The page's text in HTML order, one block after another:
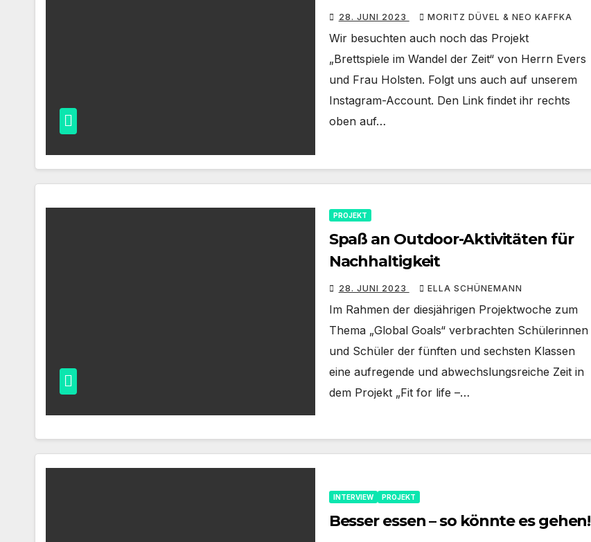
28. JUNI 2023 MORITZ DÜVEL & NEO KAFFKA
Wir besuchten auch noch das Projekt
„Brettspiele im Wandel der Zeit“ von Herrn Evers
und Frau Holsten. Folgt uns auch auf unserem
Instagram-Account. Den Link findet ihr rechts
oben auf…
PROJEKT
Spaß an Outdoor-Aktivitäten für
Nachhaltigkeit
28. JUNI 2023 ELLA SCHÜNEMANN
Im Rahmen der diesjährigen Projektwoche zum
Thema „Global Goals“ verbrachten Schülerinnen
und Schüler der fünften und sechsten Klassen
eine aufregende und abwechslungsreiche Zeit in
dem Projekt „Fit for life –…
INTERVIEW PROJEKT
Besser essen – so könnte es gehen!